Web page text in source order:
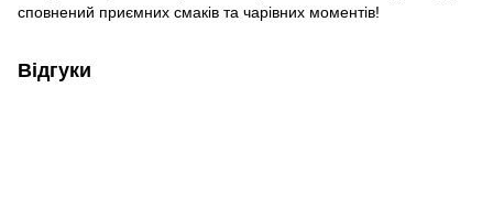
сповнений приємних смаків та чарівних моментів!
Відгуки